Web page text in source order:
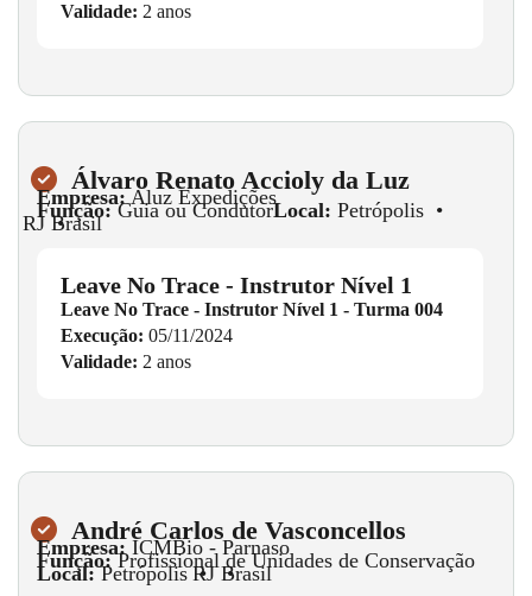
Validade: 2 anos
Álvaro Renato Accioly da Luz
Empresa: Aluz Expedições
Função: Guia ou CondutorLocal: Petrópolis •
RJ •
Brasil
Leave No Trace - Instrutor Nível 1
Leave No Trace - Instrutor Nível 1 - Turma 004
Execução: 05/11/2024
Validade: 2 anos
André Carlos de Vasconcellos
Empresa: ICMBio - Parnaso
Função: Profissional de Unidades de Conservação
Local:Petrópolis•
RJ•
Brasil